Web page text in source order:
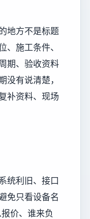
地方不是标题
、施工条件、
期、验收资料
没有说清楚，
补资料、现场
统利旧、接口
免只看设备名
价、谁来负